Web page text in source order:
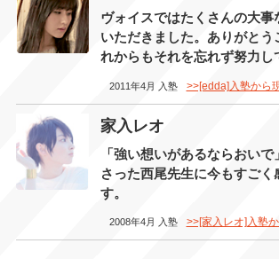
ヴォイスではたくさんの大事
いただきました。ありがとう
れからもそれを忘れず努力し
2011年4月 入塾 >>[edda]入塾から
家入レオ
「強い想いがあるならおい
さった西尾先生に今もすごく
す。
2008年4月 入塾 >>[家入レオ]入塾